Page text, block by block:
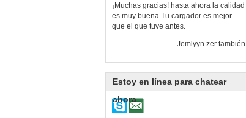
¡Muchas gracias! hasta ahora la calidad
es muy buena Tu cargador es mejor
que el que tuve antes.
—— Jemlyyn zer también
Estoy en línea para chatear
ahora